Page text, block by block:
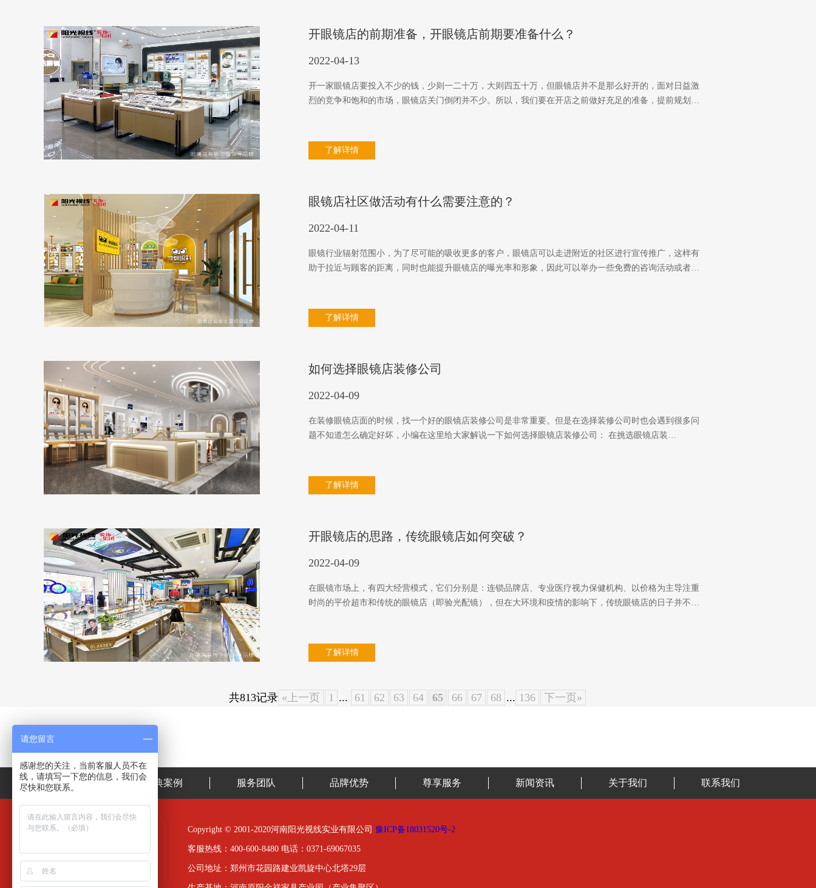
开眼镜店的前期准备，开眼镜店前期要准备什么？
2022-04-13
开一家眼镜店要投入不少的钱，少则一二十万，大则四五十万，但眼镜店并不是那么好开的，面对日益激
烈的竞争和饱和的市场，眼镜店关门倒闭并不少。所以，我们要在开店之前做好充足的准备，提前规划…
了解详情
眼镜店社区做活动有什么需要注意的？
2022-04-11
眼镜行业辐射范围小，为了尽可能的吸收更多的客户，眼镜店可以走进附近的社区进行宣传推广，这样有
助于拉近与顾客的距离，同时也能提升眼镜店的曝光率和形象，因此可以举办一些免费的咨询活动或者…
了解详情
如何选择眼镜店装修公司
2022-04-09
在装修眼镜店面的时候，找一个好的眼镜店装修公司是非常重要。但是在选择装修公司时也会遇到很多问
题不知道怎么确定好坏，小编在这里给大家解说一下如何选择眼镜店装修公司： 在挑选眼镜店装…
了解详情
开眼镜店的思路，传统眼镜店如何突破？
2022-04-09
在眼镜市场上，有四大经营模式，它们分别是：连锁品牌店、专业医疗视力保健机构、以价格为主导注重
时尚的平价超市和传统的眼镜店（即验光配镜），但在大环境和疫情的影响下，传统眼镜店的日子并不…
了解详情
共813记录 «上一页 1 ... 61 62 63 64 65 66 67 68 ... 136 下一页»
首页 经典案例 服务团队 品牌优势 尊享服务 新闻资讯 关于我们 联系我们
Copyright © 2001-2020河南阳光视线实业有限公司 豫ICP备18031520号-2
客服热线：400-600-8480 电话：0371-69067035
公司地址：郑州市花园路建业凯旋中心北塔29层
请您留言
感谢您的关注，当前客服人员不在
线，请填写一下您的信息，我们会
尽快和您联系。